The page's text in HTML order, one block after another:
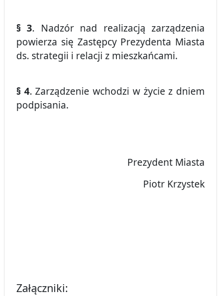
§ 3. Nadzór nad realizacją zarządzenia
powierza się Zastępcy Prezydenta Miasta
ds. strategii i relacji z mieszkańcami.
§ 4. Zarządzenie wchodzi w życie z dniem
podpisania.
Prezydent Miasta
Piotr Krzystek
Załączniki: